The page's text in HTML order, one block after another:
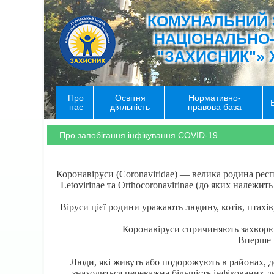
КОМУНАЛЬНИЙ
"ЗАХИСНИК"»
Про
нас
Освітня
діяльність
Нормативно-
правова база
Про запобігання інфікування COVID-19
Коронавіруси (Coronaviridae) — велика родина
Letovirinae та Orthocoronavirinae (до яких
Віруси цієї родини уражають людину, котів,
Коронавіруси спричиняють
Вперше
Люди, які живуть або подорожують в районах,